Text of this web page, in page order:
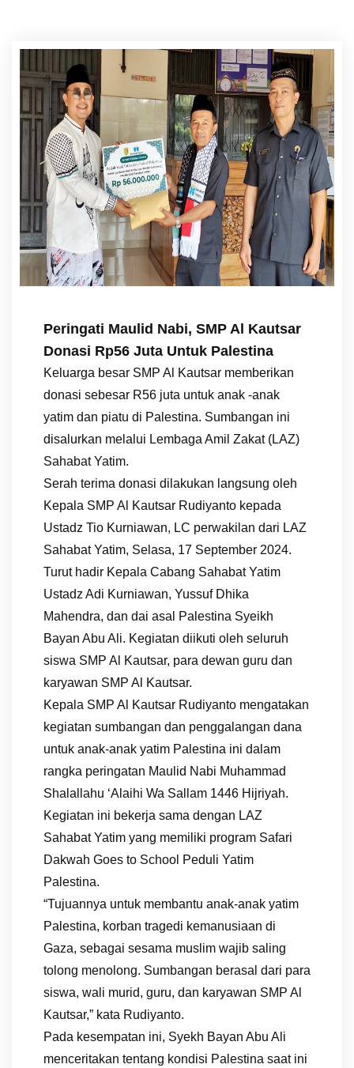
Peringati Maulid Nabi, SMP Al Kautsar
Donasi Rp56 Juta Untuk Palestina
Keluarga besar SMP Al Kautsar memberikan
donasi sebesar R56 juta untuk anak -anak
yatim dan piatu di Palestina. Sumbangan ini
disalurkan melalui Lembaga Amil Zakat (LAZ)
Sahabat Yatim.
Serah terima donasi dilakukan langsung oleh
Kepala SMP Al Kautsar Rudiyanto kepada
Ustadz Tio Kurniawan, LC perwakilan dari LAZ
Sahabat Yatim, Selasa, 17 September 2024.
Turut hadir Kepala Cabang Sahabat Yatim
Ustadz Adi Kurniawan, Yussuf Dhika
Mahendra, dan dai asal Palestina Syeikh
Bayan Abu Ali. Kegiatan diikuti oleh seluruh
siswa SMP Al Kautsar, para dewan guru dan
karyawan SMP Al Kautsar.
Kepala SMP Al Kautsar Rudiyanto mengatakan
kegiatan sumbangan dan penggalangan dana
untuk anak-anak yatim Palestina ini dalam
rangka peringatan Maulid Nabi Muhammad
Shalallahu ‘Alaihi Wa Sallam 1446 Hijriyah.
Kegiatan ini bekerja sama dengan LAZ
Sahabat Yatim yang memiliki program Safari
Dakwah Goes to School Peduli Yatim
Palestina.
“Tujuannya untuk membantu anak-anak yatim
Palestina, korban tragedi kemanusiaan di
Gaza, sebagai sesama muslim wajib saling
tolong menolong. Sumbangan berasal dari para
siswa, wali murid, guru, dan karyawan SMP Al
Kautsar,” kata Rudiyanto.
Pada kesempatan ini, Syekh Bayan Abu Ali
menceritakan tentang kondisi Palestina saat ini